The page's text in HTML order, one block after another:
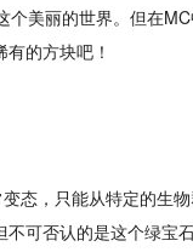
美丽的世界。但在
的方块吧！
态，只能从特定的生
可否认的是这个绿宝